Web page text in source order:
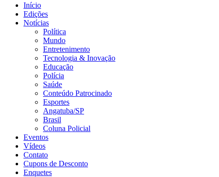
Início
Edições
Notícias
Política
Mundo
Entretenimento
Tecnologia & Inovação
Educação
Polícia
Saúde
Conteúdo Patrocinado
Esportes
Angatuba/SP
Brasil
Coluna Policial
Eventos
Vídeos
Contato
Cupons de Desconto
Enquetes